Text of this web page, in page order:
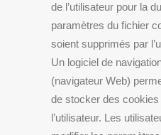
de l’utilisateur pour la
paramètres du fichier
soient supprimés par
Un logiciel de
(navigateur Web)
de stocker des
l’utilisateur. Les